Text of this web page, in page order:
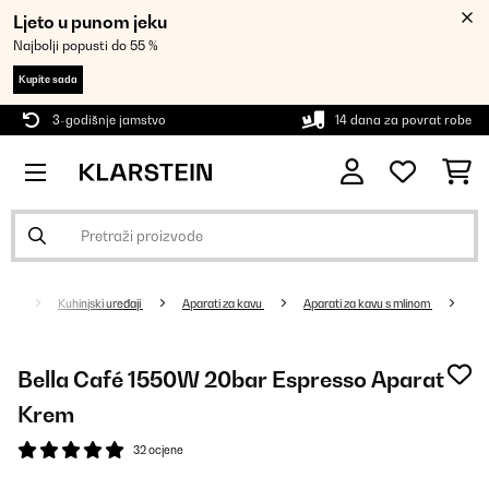
Ljeto u punom jeku
Najbolji popusti do 55 %
Kupite sada
3-godišnje jamstvo 14 dana za povrat robe
Kuhinjski uređaji Aparati za kavu Aparati za kavu s mlinom
Bella Café 1550W 20bar Espresso Aparat
Krem
32 ocjene